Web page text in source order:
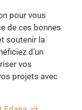
pour vous
de ces bonnes
soutenir la
d’un
vos
projets avec